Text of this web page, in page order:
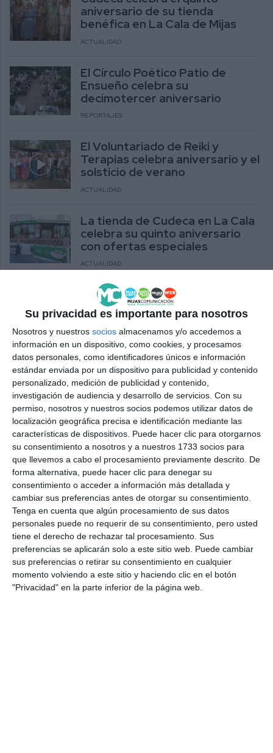
Su privacidad es importante para nosotros
Nosotros y nuestros socios almacenamos y/o accedemos a
información en un dispositivo, como cookies, y procesamos
datos personales, como identificadores únicos e información
estándar enviada por un dispositivo para publicidad y contenido
personalizado, medición de publicidad y contenido,
investigación de audiencia y desarrollo de servicios. Con su
permiso, nosotros y nuestros socios podemos utilizar datos de
localización geográfica precisa e identificación mediante las
características de dispositivos. Puede hacer clic para otorgarnos
su consentimiento a nosotros y a nuestros 1733 socios para
que llevemos a cabo el procesamiento previamente descrito. De
forma alternativa, puede hacer clic para denegar su
consentimiento o acceder a información más detallada y
cambiar sus preferencias antes de otorgar su consentimiento.
Tenga en cuenta que algún procesamiento de sus datos
personales puede no requerir de su consentimiento, pero usted
tiene el derecho de rechazar tal procesamiento. Sus
preferencias se aplicarán solo a este sitio web. Puede cambiar
sus preferencias o retirar su consentimiento en cualquier
momento volviendo a este sitio y haciendo clic en el botón
"Privacidad" en la parte inferior de la página web.
aniversario de su tienda
benéfica en La Cala de Mijas
ACTUALIDAD
El Círculo Poético Patio de
Ensueño celebra su
decimotercer aniversario
REPORTAJES
El Voluntariado de Reiki y
Terapias celebra aniversario y el
solsticio de verano
ACTUALIDAD
La tienda de Cudeca en La Cala
celebra su quinto aniversario
con ofertas especiales
ACTUALIDAD
El alma de Mijas baila al compás
de Reme Fernández en su 35
aniversario
ACTUALIDAD
Ecologistas marca como uno de
sus hitos la restauración
paisajística de las canteras
ACTUALIDAD
Villa Alhamar care home hosts a
grand celebration to mark its
28th anniversary
ACTUALIDAD
La residencia Villa Alhamar
celebra una gran fiesta para
conmemorar su 28 aniversario
ACTUALIDAD
El pueblo de Mijas venera a la